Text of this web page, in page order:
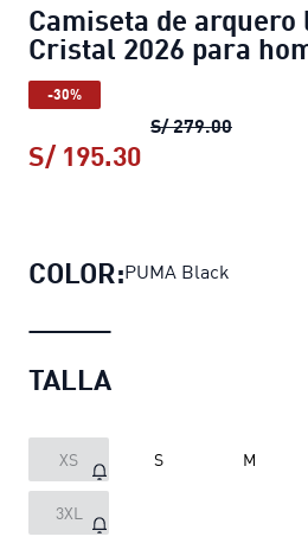
Camiseta de
Cristal 2026 para
-30%
S/ 279.00
S/ 195.30
COLOR:PUMA Black
TALLA
XS S M
3XL